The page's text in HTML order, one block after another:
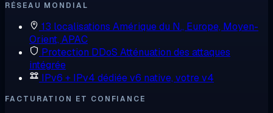
RÉSEAU MONDIAL
13 localisations Amérique du N., Europe, Moyen-
Orient, APAC
Protection DDoS Atténuation des attaques
intégrée
IPv6 + IPv4 dédiéev6 native, votre v4
FACTURATION ET CONFIANCE